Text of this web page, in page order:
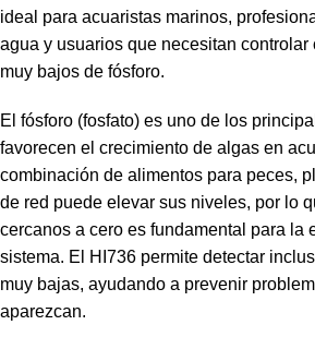
ideal para acuaristas marinos,
agua y usuarios que necesitan
muy bajos de fósforo.
El fósforo (fosfato) es uno de los
favorecen el crecimiento de algas en
combinación de alimentos para peces,
de red puede elevar sus niveles, por lo
cercanos a cero es fundamental para la
sistema. El HI736 permite detectar
muy bajas, ayudando a prevenir
aparezcan.